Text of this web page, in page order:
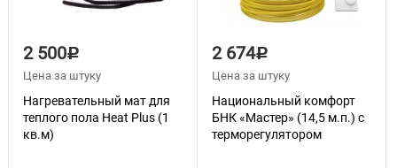
2 500Р
Цена за штуку
Нагревательный мат для
теплого пола Heat Plus (1
кв.м)
2 674Р
Цена за штуку
Национальный комфорт
БНК «Мастер» (14,5 м.п.) с
терморегулятором